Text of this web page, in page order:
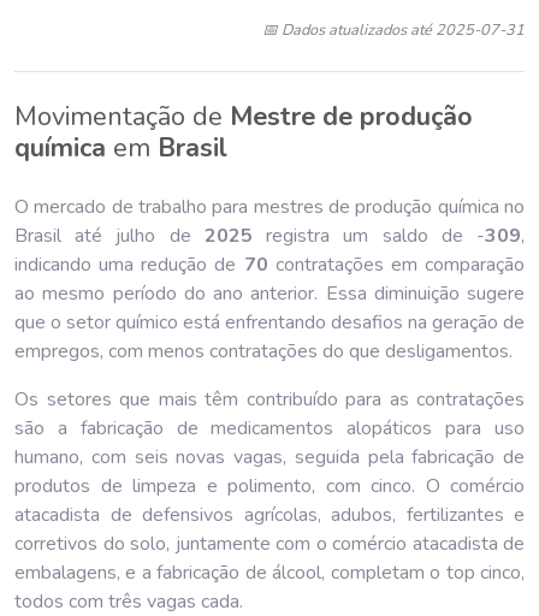
📅 Dados atualizados até 2025-07-31
Movimentação de Mestre de produção
química em Brasil
O mercado de trabalho para mestres de produção química no
Brasil até julho de 2025 registra um saldo de -309,
indicando uma redução de 70 contratações em comparação
ao mesmo período do ano anterior. Essa diminuição sugere
que o setor químico está enfrentando desafios na geração de
empregos, com menos contratações do que desligamentos.
Os setores que mais têm contribuído para as contratações
são a fabricação de medicamentos alopáticos para uso
humano, com seis novas vagas, seguida pela fabricação de
produtos de limpeza e polimento, com cinco. O comércio
atacadista de defensivos agrícolas, adubos, fertilizantes e
corretivos do solo, juntamente com o comércio atacadista de
embalagens, e a fabricação de álcool, completam o top cinco,
todos com três vagas cada.